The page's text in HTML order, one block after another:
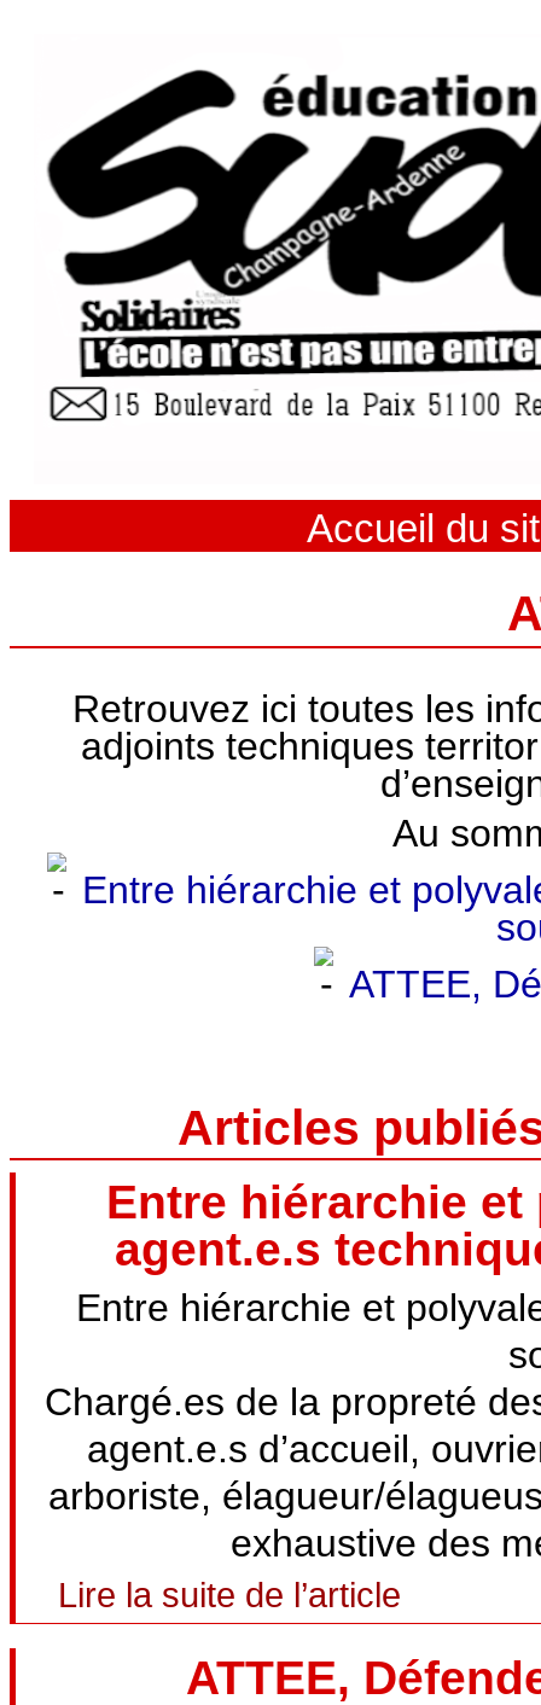
Accueil du
Retrouvez ici toutes les
adjoints techniques
Au
Entre hiérarchie et
ATTEE,
Articles
Entre hiérarchie
agent.e.s
Entre hiérarchie et
Chargé.es de la propreté
agent.e.s d’accueil,
arboriste, élagueur/
exhaustive des
Lire la suite de l’article
ATTEE,